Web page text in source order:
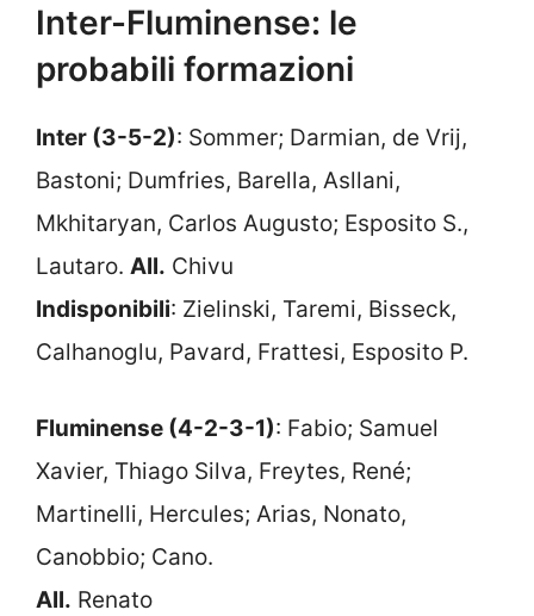
Inter-Fluminense: le
probabili formazioni
Inter (3-5-2): Sommer; Darmian, de Vrij,
Bastoni; Dumfries, Barella, Asllani,
Mkhitaryan, Carlos Augusto; Esposito S.,
Lautaro. All. Chivu
Indisponibili: Zielinski, Taremi, Bisseck,
Calhanoglu, Pavard, Frattesi, Esposito P.
Fluminense (4-2-3-1): Fabio; Samuel
Xavier, Thiago Silva, Freytes, René;
Martinelli, Hercules; Arias, Nonato,
Canobbio; Cano.
All. Renato